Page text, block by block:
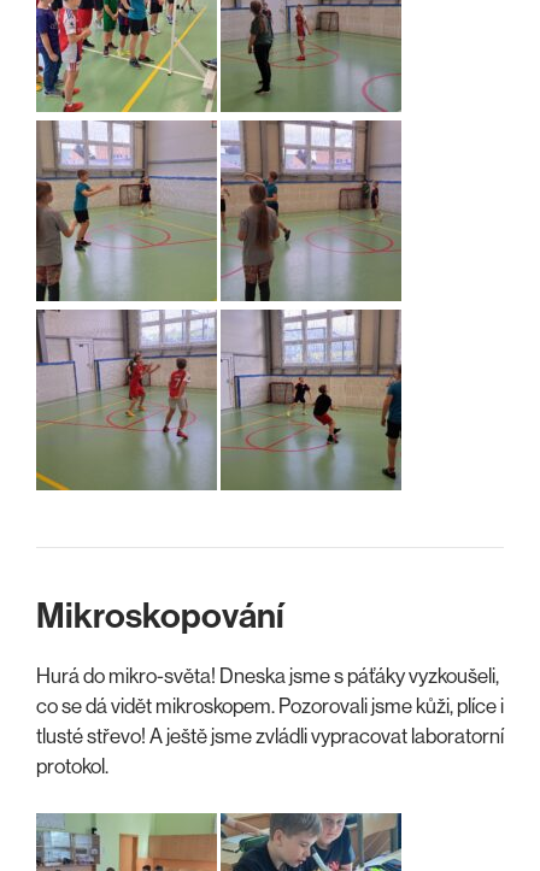
Mikroskopování
Hurá do mikro-světa! Dneska jsme s páťáky vyzkoušeli,
co se dá vidět mikroskopem. Pozorovali jsme kůži, plíce i
tlusté střevo! A ještě jsme zvládli vypracovat laboratorní
protokol.